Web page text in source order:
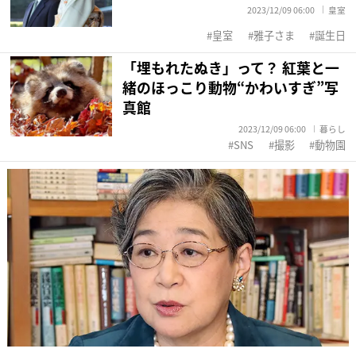
2023/12/09 06:00 皇室
皇室 雅子さま 誕生日
「埋もれたぬき」って？ 紅葉と一
緒のほっこり動物“かわいすぎ”写
真館
2023/12/09 06:00 暮らし
SNS 撮影 動物園